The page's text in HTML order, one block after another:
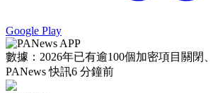
Google Play
數據：2026年已有逾100個加密項目關閉
PANews 快訊6 分鐘前